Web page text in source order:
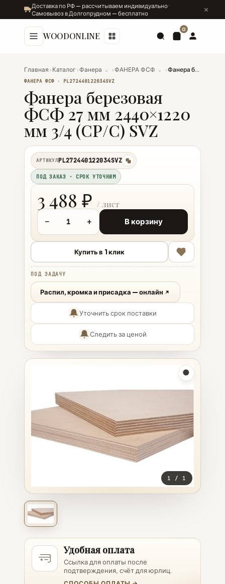
Доставка по РФ — рассчитываем индивидуально ·
Самовывоз в Долгопрудном — бесплатно
WOODONLINE
0
Главная › Каталог ›Фанера ⌄ ›ФАНЕРА ФСФ ⌄ › Фанера березовая ФСФ 27 мм 2440×1220 мм 3/4 (СР/C) SVZ
ФАНЕРА ФСФ · PL272440122034SVZ
Фанера березовая
ФСФ 27 мм 2440×1220
мм 3/4 (СР/C) SVZ
1 / 1
АРТИКУЛPL272440122034SVZ
копировать
ПОД ЗАКАЗ · СРОК УТОЧНИМ
3 488 ₽
− + В корзину
Купить в 1 клик
ПОД ЗАДАЧУ
Распил, кромка и присадка — онлайн
Уточнить срок поставки
Следить за ценой
Удобная оплата
Ссылка для оплаты после
подтверждения, счёт для юрлиц.